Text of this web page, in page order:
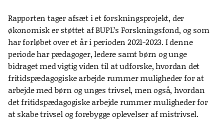
Rapporten tager afsæt i et forskningsprojekt, der
økonomisk er støttet af BUPL’s Forskningsfond, og som
har forløbet over et år i perioden 2021-2023. I denne
periode har pædagoger, ledere samt børn og unge
bidraget med vigtig viden til at udforske, hvordan det
fritidspædagogiske arbejde rummer muligheder for at
arbejde med børn og unges trivsel, men også, hvordan
det fritidspædagogiske arbejde rummer muligheder for
at skabe trivsel og forebygge oplevelser af mistrivsel.